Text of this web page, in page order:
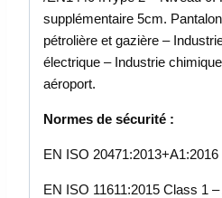
supplémentaire 5cm.
pétrolière et gazière –
électrique – Industrie
aéroport.
Normes de sécurité :
EN ISO
EN ISO 11611:2015 Class 1